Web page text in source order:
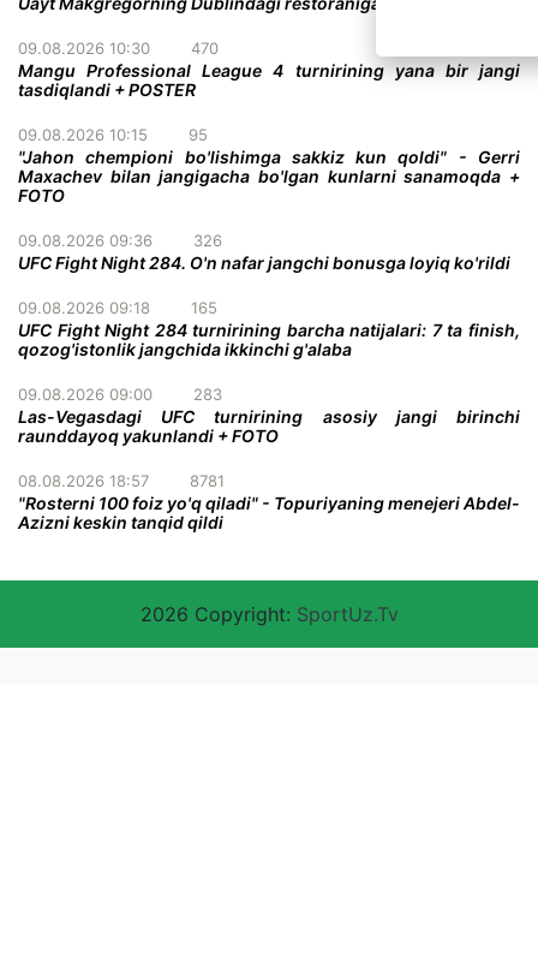
09.08.2026 10:30 470
Mangu Professional League 4 turnirining yana bir jangi
tasdiqlandi + POSTER
09.08.2026 10:15 95
"Jahon chempioni bo'lishimga sakkiz kun qoldi" - Gerri
Maxachev bilan jangigacha bo'lgan kunlarni sanamoqda +
FOTO
09.08.2026 09:36 326
UFC Fight Night 284. O'n nafar jangchi bonusga loyiq ko'rildi
09.08.2026 09:18 165
UFC Fight Night 284 turnirining barcha natijalari: 7 ta finish,
qozog'istonlik jangchida ikkinchi g'alaba
09.08.2026 09:00 283
Las-Vegasdagi UFC turnirining asosiy jangi birinchi
raunddayoq yakunlandi + FOTO
08.08.2026 18:57 8781
"Rosterni 100 foiz yo'q qiladi" - Topuriyaning menejeri Abdel-
Azizni keskin tanqid qildi
2026 Copyright: SportUz.Tv